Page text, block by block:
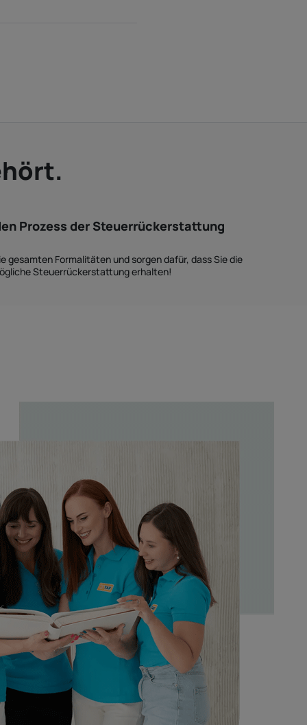
Prozess der Steuerrückerstattung
gesamten Formalitäten und sorgen dafür, dass Sie die
Steuerrückerstattung erhalten!